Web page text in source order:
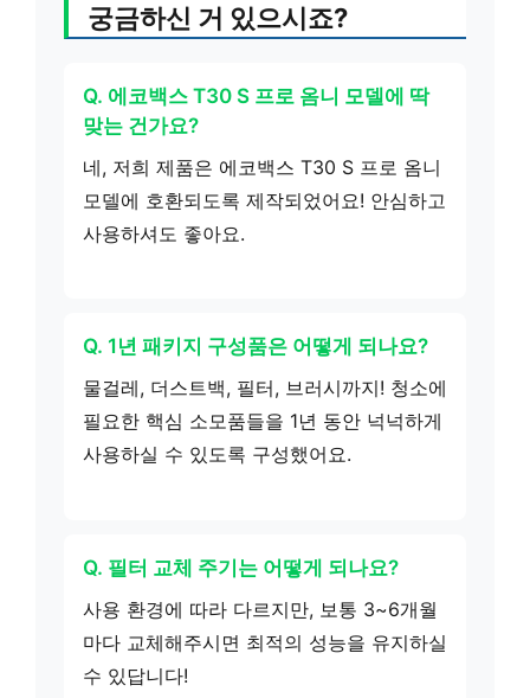
궁금하신 거 있으시죠?
Q. 에코백스 T30 S 프로 옴니 모델에 딱
맞는 건가요?
네, 저희 제품은 에코백스 T30 S 프로 옴니
모델에 호환되도록 제작되었어요! 안심하고
사용하셔도 좋아요.
Q. 1년 패키지 구성품은 어떻게 되나요?
물걸레, 더스트백, 필터, 브러시까지! 청소에
필요한 핵심 소모품들을 1년 동안 넉넉하게
사용하실 수 있도록 구성했어요.
Q. 필터 교체 주기는 어떻게 되나요?
사용 환경에 따라 다르지만, 보통 3~6개월
마다 교체해주시면 최적의 성능을 유지하실
수 있답니다!